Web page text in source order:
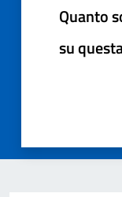
Quanto
su